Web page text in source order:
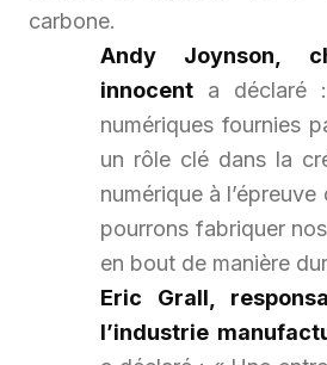
carbone.
Andy Joynson,
innocent a déclaré
numériques fournies
un rôle clé dans la
numérique à
pourrons fabriquer
en bout de manière
Eric Grall,
l’industrie